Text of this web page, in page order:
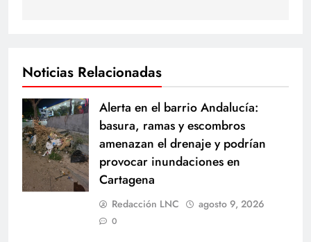
Noticias Relacionadas
Alerta en el barrio Andalucía:
basura, ramas y escombros
amenazan el drenaje y podrían
provocar inundaciones en
Cartagena
Redacción LNC agosto 9, 2026
0